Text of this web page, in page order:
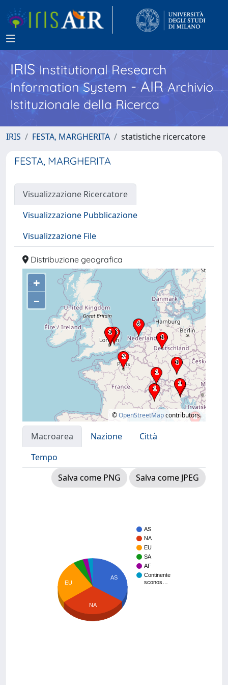
IRISInstitutional Research
Information System - AIR Archivio
Istituzionale della Ricerca
IRIS FESTA, MARGHERITA statistiche ricercatore
FESTA, MARGHERITA
Visualizzazione Ricercatore
Visualizzazione Pubblicazione
Visualizzazione File
Distribuzione geografica
+
–
©OpenStreetMapcontributors.
Macroarea Nazione
Città
Tempo
Salva come PNG
Salva come JPEG
AS
NA
EU
SA
AF
Continente
sconos…
AS
EU
NA